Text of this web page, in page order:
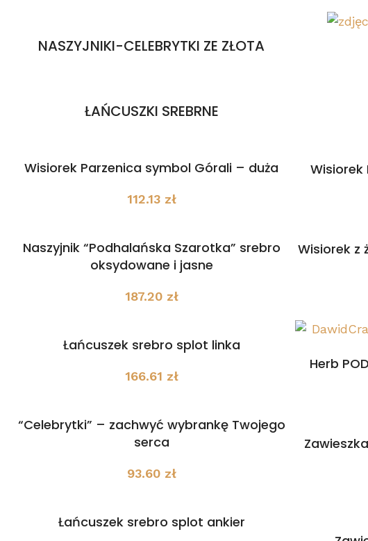
NASZYJNIKI-CELEBRYTKI ZE ZŁOTA
ŁAŃCUSZKI SREBRNE
Wisiorek Parzenica symbol Górali – duża
112.13 zł
Wisiorek
Naszyjnik “Podhalańska Szarotka” srebro
oksydowane i jasne
187.20 zł
Wisiorek z
Łańcuszek srebro splot linka
166.61 zł
Herb
“Celebrytki” – zachwyć wybrankę Twojego
serca
93.60 zł
Łańcuszek srebro splot ankier